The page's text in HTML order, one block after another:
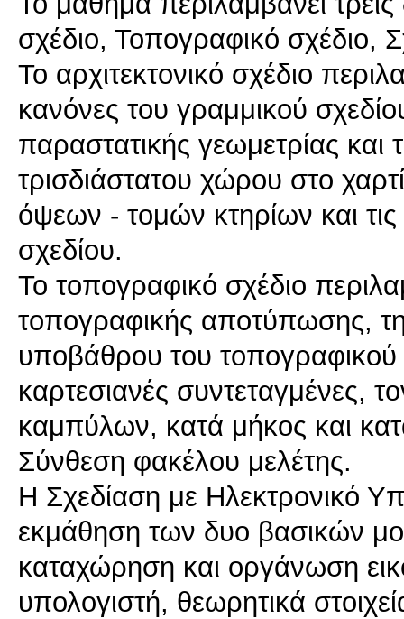
σχέδιο, Τοπογραφικό σχέδιο,
Το αρχιτεκτονικό σχέδιο
κανόνες του γραμμικού
παραστατικής γεωμετρίας
τρισδιάστατου χώρου στο
όψεων - τομών κτηρίων και
σχεδίου.
Το τοπογραφικό σχέδιο
τοπογραφικής αποτύπωσης,
υποβάθρου του τοπογραφικού
καρτεσιανές συντεταγμένες,
καμπύλων, κατά μήκος και
Σύνθεση φακέλου μελέτης.
Η Σχεδίαση με Ηλεκτρονικό
εκμάθηση των δυο βασικών
καταχώρηση και οργάνωση
υπολογιστή, θεωρητικά